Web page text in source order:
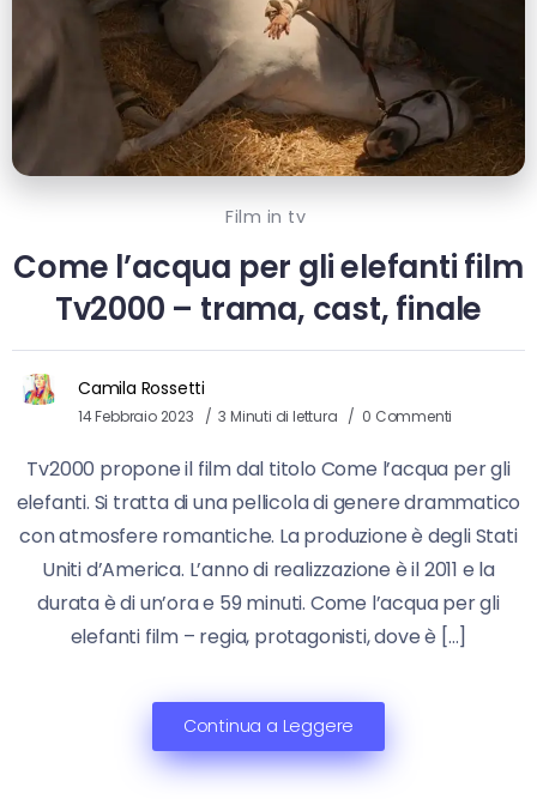
Film in tv
Come l’acqua per gli elefanti film
Tv2000 – trama, cast, finale
Camila Rossetti
14 Febbraio 2023 3 Minuti di lettura 0 Commenti
Tv2000 propone il film dal titolo Come l’acqua per gli
elefanti. Si tratta di una pellicola di genere drammatico
con atmosfere romantiche. La produzione è degli Stati
Uniti d’America. L’anno di realizzazione è il 2011 e la
durata è di un’ora e 59 minuti. Come l’acqua per gli
elefanti film – regia, protagonisti, dove è […]
Continua a Leggere